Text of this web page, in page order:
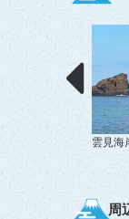
雲見海
周